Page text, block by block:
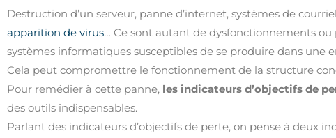
Destruction d’un serveur, panne d’internet, systèmes de
apparition de virus… Ce sont autant de dysfonctionnements ou
systèmes informatiques susceptibles de se produire dans une
Cela peut compromettre le fonctionnement de la structure
Pour remédier à cette panne, les indicateurs d’objectifs de
des outils indispensables.
Parlant des indicateurs d’objectifs de perte, on pense à deux